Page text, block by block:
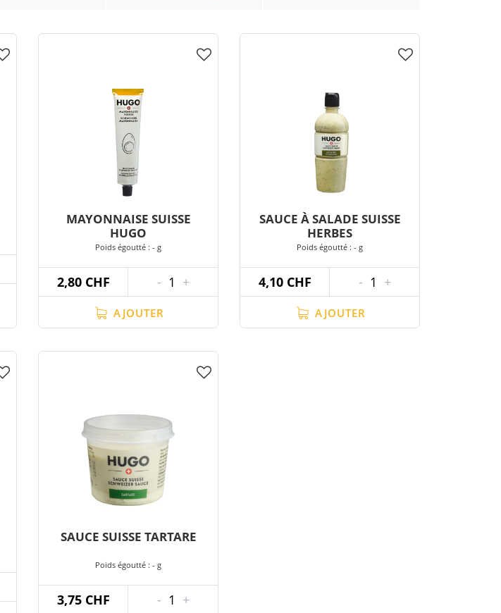
MAYONNAISE SUISSE
HUGO
Poids égoutté : - g
2,80 CHF - 1 +
AJOUTER
SAUCE À SALADE SUISSE
HERBES
Poids égoutté : - g
4,10 CHF - 1 +
AJOUTER
SAUCE SUISSE TARTARE
Poids égoutté : - g
3,75 CHF - 1 +